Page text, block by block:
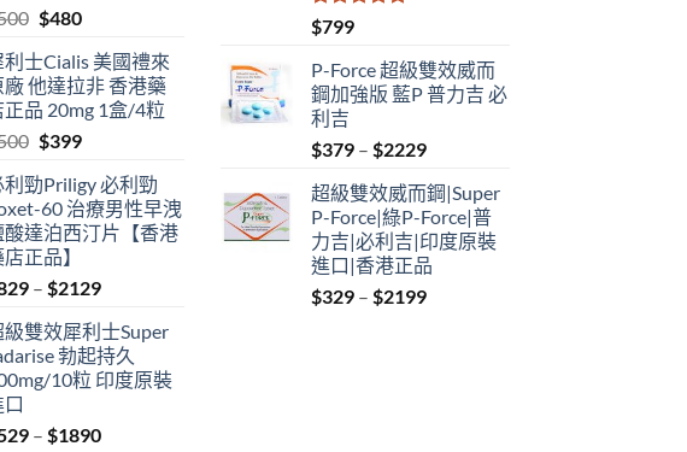
Original
was:
$500.
$480Current
is:
$480.
利士Cialis 美國禮來
廠 他達拉非 香港藥
正品 20mg 1盒/4粒
Original
was:
$500.
$399Current
is:
$399.
利勁Priligy 必利勁
60 治療男性早洩
酸達泊西汀片【香港
正品】
– $2129Price
$829
through
$2129
級雙效犀利士Super
勃起持久
10粒 印度原裝
– $1890Price
評分
滿分 5
$799
P-Force 超級雙效威而
鋼加強版 藍P 普力吉 必
利吉
$379 – $2229Price
$379
through
$2229
超級雙效威而鋼|Super
P-Force|綠P-Force|普
力吉|必利吉|印度原裝
進口|香港正品
$329 – $2199Price